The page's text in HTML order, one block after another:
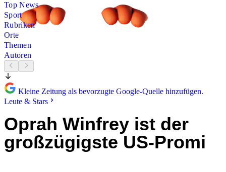
Top News
Sport
Rubriken
Orte
Themen
Autoren
Kleine Zeitung als bevorzugte Google-Quelle hinzufügen.
Leute & Stars
Oprah Winfrey ist der
großzügigste US-Promi